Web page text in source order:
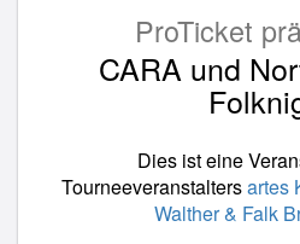
ProTicket
CARA und
Dies ist eine
Tourneeveranstaltersartes
Walther & Falk